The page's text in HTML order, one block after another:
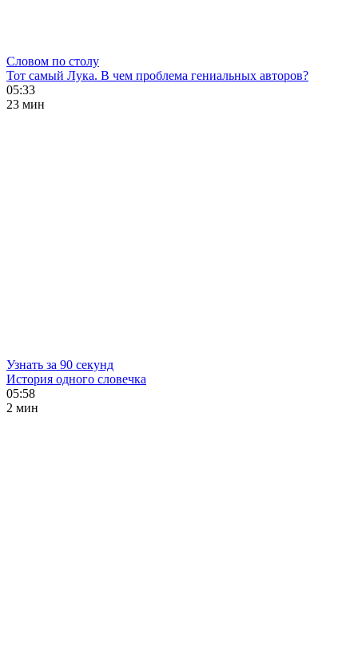
Словом по столу
Тот самый Лука. В чем проблема гениальных авторов?
05:33
23 мин
Узнать за 90 секунд
История одного словечка
05:58
2 мин